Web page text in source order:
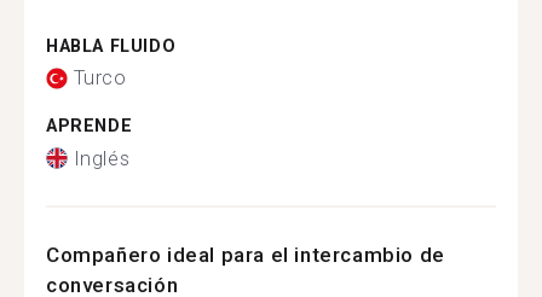
HABLA FLUIDO
Turco
APRENDE
Inglés
Compañero ideal para el intercambio de
conversación